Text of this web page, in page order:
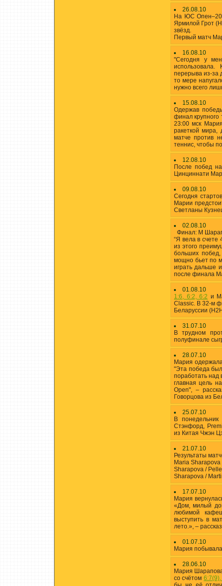
26.08.10
На ЮС
Ярмилой Грот
звёзд.
Первый матч
16.08.10
"Сегодня у
использовала.
перерыва из-за
то мере
нужно всего
15.08.10
Одержав
финал крупного
23:00 мск
ракеткой
матче против
теннис, чтобы
12.08.10
После побед
Цинциннати
09.08.10
Сегодня
Марии
Светланы
02.08.10
Финал: М
“Я вела в счете
из этого
больших
мощно бьет по
играть дальше
после финала
01.08.10
1:6, 6:2, 6:2 и
Classic. В 32-м
Беларуссии
31.07.10
В трудном
полуфинале
28.07.10
Мария
"Эта победа
поработать над
главная цель
Open", –
Говорцова из
25.07.10
В
Стэнфорд,
из Китая Чжэн
21.07.10
Результаты
Maria
Sharapova /
Sharapova /
17.07.10
Мария
«Дом, милый
любимой
выступить в
лето.», –
01.07.10
Мария
28.06.10
Мария
со счётом